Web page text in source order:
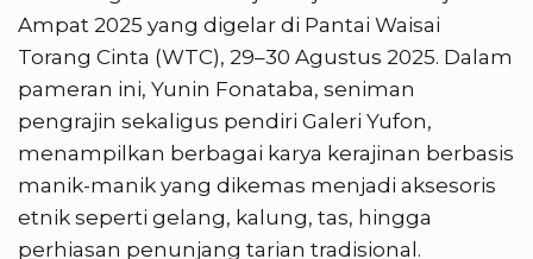
Ampat 2025 yang digelar di Pantai Waisai
Torang Cinta (WTC), 29–30 Agustus 2025. Dalam
pameran ini, Yunin Fonataba, seniman
pengrajin sekaligus pendiri Galeri Yufon,
menampilkan berbagai karya kerajinan berbasis
manik-manik yang dikemas menjadi aksesoris
etnik seperti gelang, kalung, tas, hingga
perhiasan penunjang tarian tradisional.